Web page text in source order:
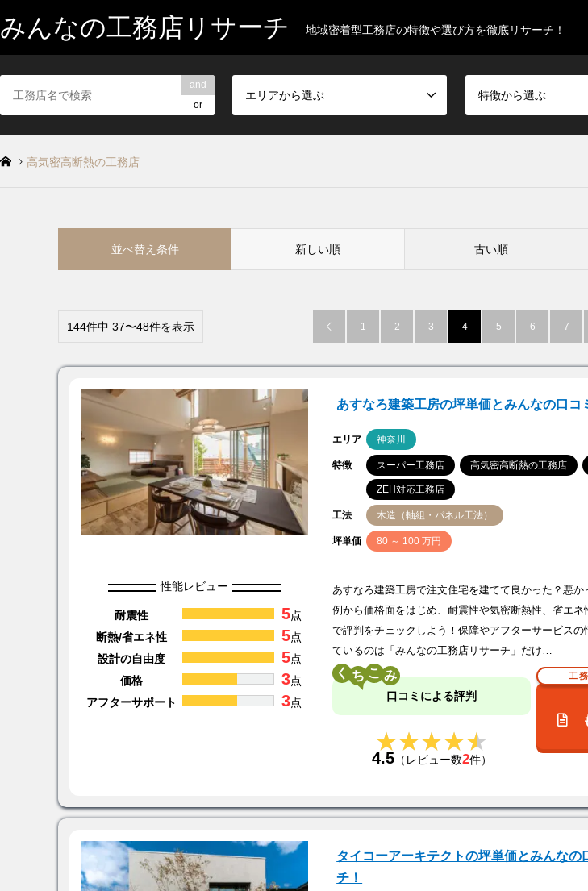
みんなの工務店リサーチ 地域密着型工務店の特徴や選び方を徹底リサーチ！
and
or
エリアから選ぶ 特徴から選ぶ
高気密高断熱の工務店
並べ替え条件 新しい順 古い順
144件中 37〜48件を表示  1 2 3 4 5 6 7
あすなろ建築工房の坪単価とみんなの口コ
エリア 神奈川
特徴 スーパー工務店 高気密高断熱の工務店
ZEH対応工務店
工法 木造（軸組・パネル工法）
坪単価 80 ～ 100 万円
性能レビュー
耐震性 5点
断熱/省エネ性
5点
設計の自由度
5点
価格
3点
アフターサポート
3点
あすなろ建築工房で注文住宅を建てて良かった？悪
例から価格面をはじめ、耐震性や気密断熱性、省エネ
で評判をチェックしよう！保障やアフターサービスの
ているのは「みんなの工務店リサーチ」だけ…
く こ
口コミによる評判
★★★★★
★★★★★
4.5（レビュー数2件）
工
タイコーアーキテクトの坪単価とみんなの
チ！